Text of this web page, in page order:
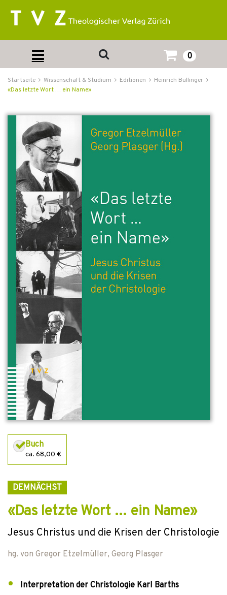
0
Startseite Wissenschaft & Studium Editionen
Heinrich Bullinger
«Das letzte Wort … ein Name»
Buch
ca. 68,00 €
DEMNÄCHST
«Das letzte Wort … ein Name»
Jesus Christus und die Krisen der Christologie
hg. von Gregor Etzelmüller, Georg Plasger
Interpretation der Christologie Karl Barths